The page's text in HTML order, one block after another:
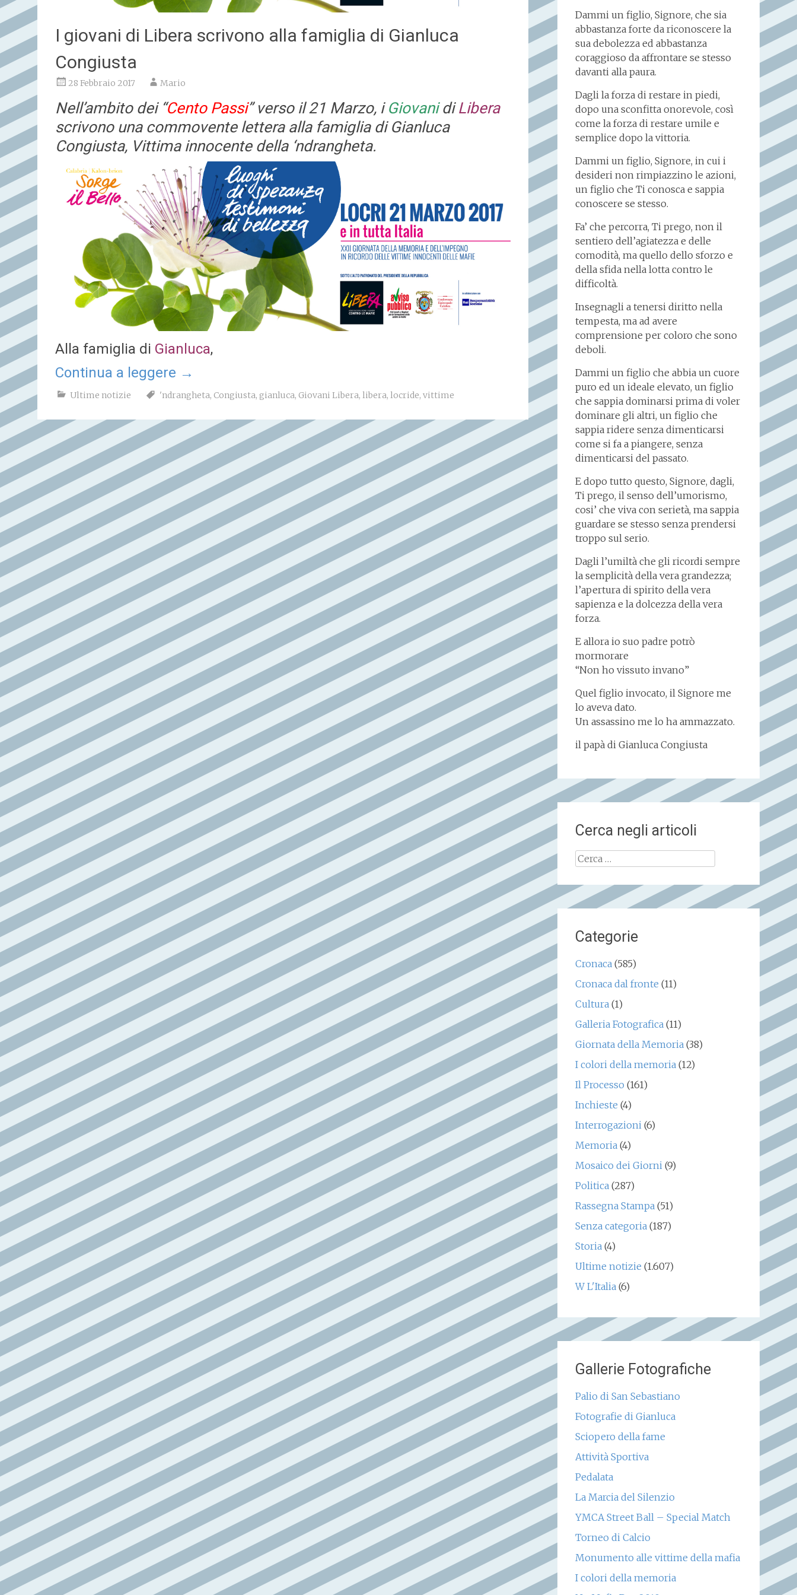
I giovani di Libera scrivono alla famiglia di Gianluca
Congiusta
28 Febbraio 2017 Mario
Nell’ambito dei “Cento Passi” verso il 21 Marzo, i GiovanidiLibera
scrivono una commovente lettera alla famiglia di Gianluca
Congiusta, Vittima innocente della ‘ndrangheta.
Alla famiglia di Gianluca,
Continua a leggere →
Ultime notizie 'ndrangheta, Congiusta, gianluca, Giovani Libera, libera, locride, vittime
Dammi un figlio, Signore, che sia
abbastanza forte da riconoscere la
sua debolezza ed abbastanza
coraggioso da affrontare se stesso
davanti alla paura.
Dagli la forza di restare in piedi,
dopo una sconfitta onorevole, così
come la forza di restare umile e
semplice dopo la vittoria.
Dammi un figlio, Signore, in cui i
desideri non rimpiazzino le azioni,
un figlio che Ti conosca e sappia
conoscere se stesso.
Fa’ che percorra, Ti prego, non il
sentiero dell’agiatezza e delle
comodità, ma quello dello sforzo e
della sfida nella lotta contro le
difficoltà.
Insegnagli a tenersi diritto nella
tempesta, ma ad avere
comprensione per coloro che sono
deboli.
Dammi un figlio che abbia un cuore
puro ed un ideale elevato, un figlio
che sappia dominarsi prima di voler
dominare gli altri, un figlio che
sappia ridere senza dimenticarsi
come si fa a piangere, senza
dimenticarsi del passato.
E dopo tutto questo, Signore, dagli,
Ti prego, il senso dell’umorismo,
cosi’ che viva con serietà, ma sappia
guardare se stesso senza prendersi
troppo sul serio.
Dagli l’umiltà che gli ricordi sempre
la semplicità della vera grandezza;
l’apertura di spirito della vera
sapienza e la dolcezza della vera
forza.
E allora io suo padre potrò
mormorare
“Non ho vissuto invano”
Quel figlio invocato, il Signore me
lo aveva dato.
Un assassino me lo ha ammazzato.
il papà di Gianluca Congiusta
Cerca negli articoli
Ricerca
Categorie
Cronaca(585)
Cronaca dal fronte (11)
Cultura(1)
Galleria Fotografica(11)
Giornata della Memoria(38)
I colori della memoria(12)
Il Processo (161)
Inchieste (4)
Interrogazioni(6)
Memoria(4)
Mosaico dei Giorni(9)
Politica(287)
Rassegna Stampa(51)
Senza categoria(187)
Storia(4)
Ultime notizie (1.607)
W L'Italia(6)
Gallerie Fotografiche
Palio di San Sebastiano
Fotografie di Gianluca
Sciopero della fame
Attività Sportiva
Pedalata
La Marcia del Silenzio
YMCA Street Ball – Special Match
Torneo di Calcio
Monumento alle vittime della mafia
I colori della memoria